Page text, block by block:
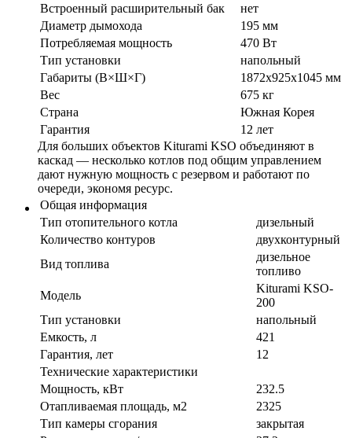
Встроенный расширительный бак
нет
Диаметр дымохода
195 мм
Потребляемая мощность
470 Вт
Тип установки
напольный
Габариты (В×Ш×Г)
1872x925x1045 мм
Вес
675 кг
Страна
Южная Корея
Гарантия
12 лет
Для больших объектов Kiturami KSO объединяют в
каскад — несколько котлов под общим управлением
дают нужную мощность с резервом и работают по
очереди, экономя ресурс.
Общая информация
Тип отопительного котла
дизельный
Количество контуров
двухконтурный
Вид топлива
дизельное
топливо
Модель
Kiturami KSO-
200
Тип установки
напольный
Емкость, л
421
Гарантия, лет
12
Технические характеристики
Мощность, кВт
232.5
Отапливаемая площадь, м2
2325
Тип камеры сгорания
закрытая